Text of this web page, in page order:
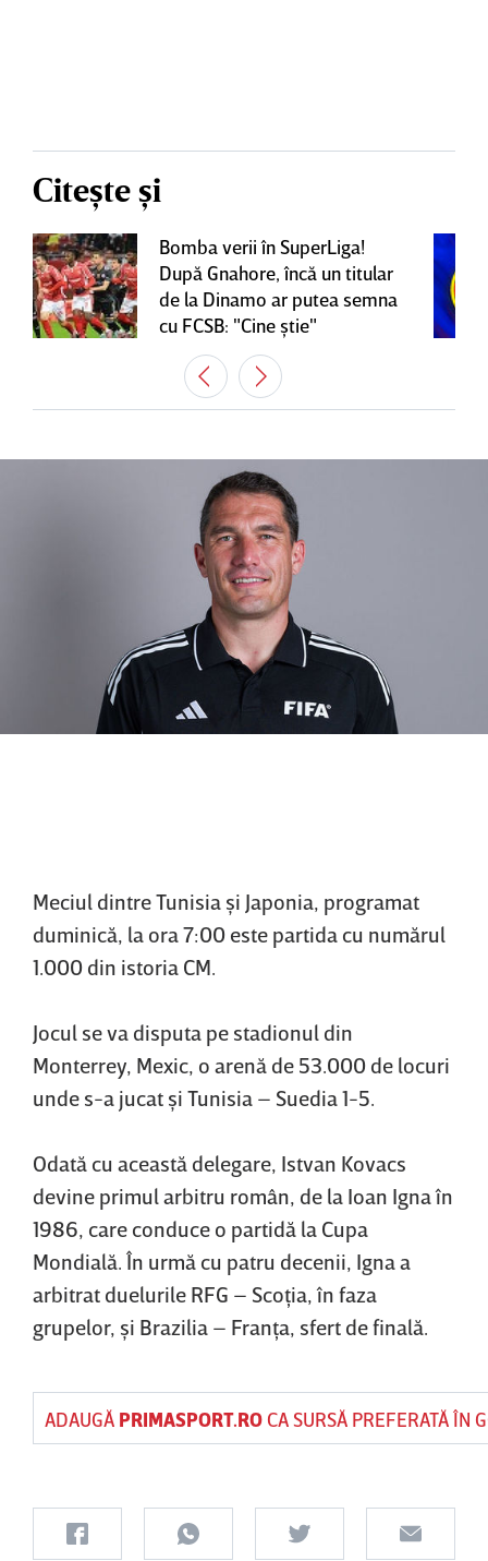
Citește și
Bomba verii în SuperLiga!
După Gnahore, încă un titular
de la Dinamo ar putea semna
cu FCSB: "Cine ştie"
Meciul dintre Tunisia şi Japonia, programat
duminică, la ora 7:00 este partida cu numărul
1.000 din istoria CM.
Jocul se va disputa pe stadionul din
Monterrey, Mexic, o arenă de 53.000 de locuri
unde s-a jucat şi Tunisia – Suedia 1-5.
Odată cu această delegare, Istvan Kovacs
devine primul arbitru român, de la Ioan Igna în
1986, care conduce o partidă la Cupa
Mondială. În urmă cu patru decenii, Igna a
arbitrat duelurile RFG – Scoţia, în faza
grupelor, şi Brazilia – Franţa, sfert de finală.
ADAUGĂ PRIMASPORT.ROCA SURSĂ PREFERATĂ ÎN